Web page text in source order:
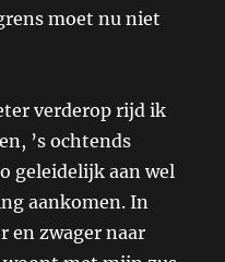
moet nu niet
verderop rijd ik
’s ochtends
geleidelijk aan wel
aankomen. In
en zwager naar